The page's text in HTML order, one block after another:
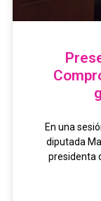
En una
diputada
presidenta